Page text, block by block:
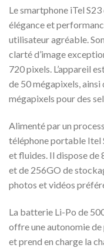
Le smartphone iTel
élégance et
utilisateur agréable.
clarté d’image
720 pixels. L’appareil
de 50 mégapixels,
mégapixels pour des
Alimenté par un
téléphone portable Itel
et fluides. Il dispose de
et de 256GO de
photos et vidéos
La batterie Li-Po de
offre une autonomie de
et prend en charge la